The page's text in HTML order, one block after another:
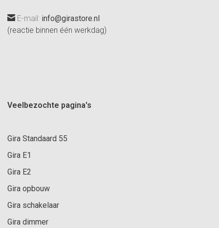
E-mail: info@girastore.nl
(reactie binnen één werkdag)
Veelbezochte pagina's
Gira Standaard 55
Gira E1
Gira E2
Gira opbouw
Gira schakelaar
Gira dimmer